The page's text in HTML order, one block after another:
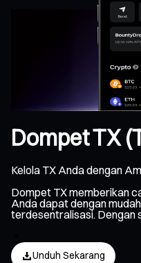
Dompet TX
Kelola TX Anda dengan
Dompet TX memberikan
Anda dapat dengan
terdesentralisasi. Dengan
Unduh Sekarang